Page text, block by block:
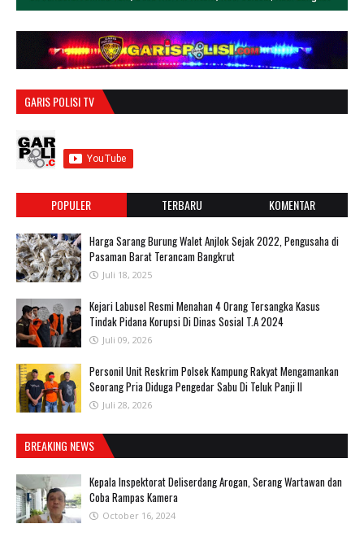
GARIS POLISI TV
POPULER TERBARU KOMENTAR
Harga Sarang Burung Walet Anjlok Sejak 2022, Pengusaha di
Pasaman Barat Terancam Bangkrut
Juli 18, 2025
‎Kejari Labusel Resmi Menahan 4 Orang Tersangka Kasus
Tindak Pidana Korupsi Di Dinas Sosial T.A 2024
Juli 09, 2026
Personil Unit Reskrim Polsek Kampung Rakyat Mengamankan
Seorang Pria Diduga Pengedar Sabu Di Teluk Panji II
Juli 28, 2026
BREAKING NEWS
Kepala Inspektorat Deliserdang Arogan, Serang Wartawan dan
Coba Rampas Kamera
October 16, 2024